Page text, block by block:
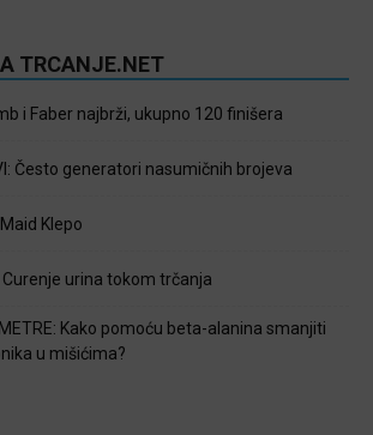
TRCANJE.NET
i Faber najbrži, ukupno 120 finišera
Često generatori nasumičnih brojeva
Klepo
Curenje urina tokom trčanja
Kako pomoću beta-alanina smanjiti
u mišićima?